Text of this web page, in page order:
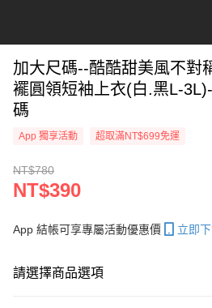
加大尺碼--酷酷甜美風不對
襬圓領短袖上衣(白.黑L-
碼
App 獨享活動 超取滿NT$699免運
NT$780
NT$390
App 結帳可享專屬活動優惠價 立即
請選擇商品選項